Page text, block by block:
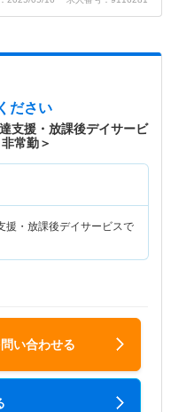
ださい
支援・放課後デイサービ
常勤＞
援・放課後デイサービスで
い合わせる